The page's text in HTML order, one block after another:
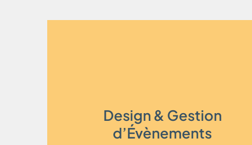
Design & Gestion
d’Évènements